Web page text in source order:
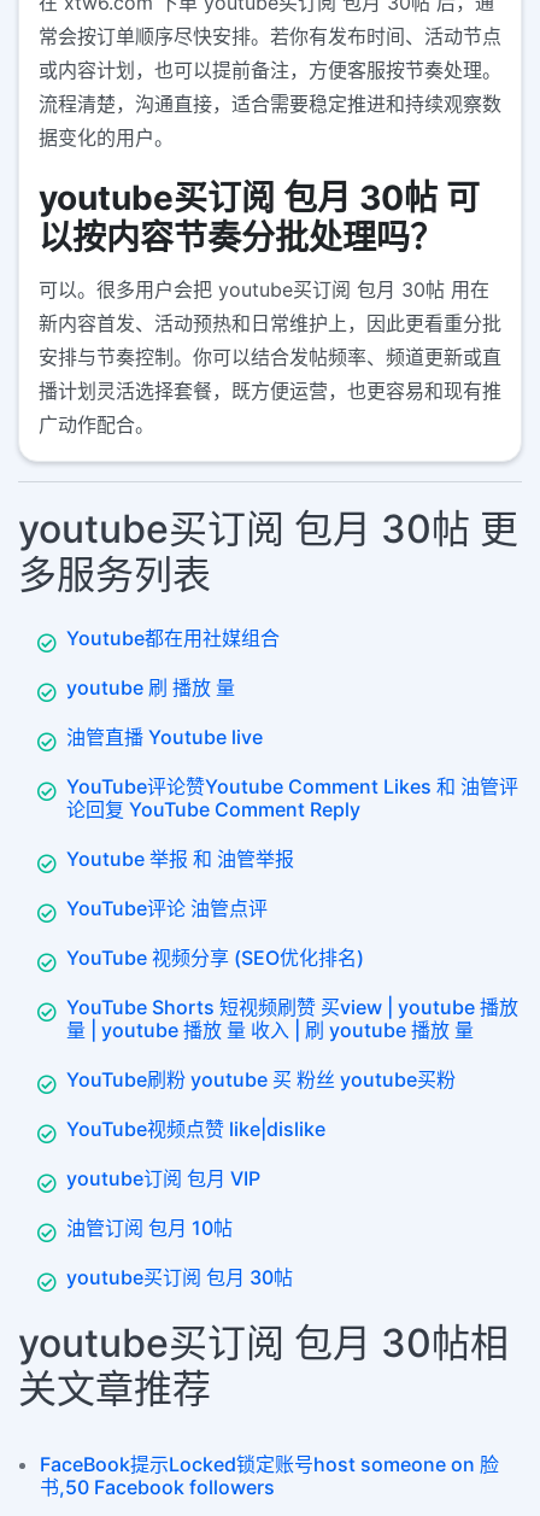
常会按订单顺序尽快安排。若你有发布时间、活动节点
或内容计划，也可以提前备注，方便客服按节奏处理。
流程清楚，沟通直接，适合需要稳定推进和持续观察数
据变化的用户。
youtube买订阅 包月 30帖 可
以按内容节奏分批处理吗？
可以。很多用户会把 youtube买订阅 包月 30帖 用在
新内容首发、活动预热和日常维护上，因此更看重分批
安排与节奏控制。你可以结合发帖频率、频道更新或直
播计划灵活选择套餐，既方便运营，也更容易和现有推
广动作配合。
youtube买订阅 包月 30帖 更
多服务列表
Youtube都在用社媒组合
youtube 刷 播放 量
油管直播 Youtube live
YouTube评论赞Youtube Comment Likes 和 油管评
论回复 YouTube Comment Reply
Youtube 举报 和 油管举报
YouTube评论 油管点评
YouTube 视频分享 (SEO优化排名)
YouTube Shorts 短视频刷赞 买view | youtube 播放
量 | youtube 播放 量 收入 | 刷 youtube 播放 量
YouTube刷粉 youtube 买 粉丝 youtube买粉
YouTube视频点赞 like|dislike
youtube订阅 包月 VIP
油管订阅 包月 10帖
youtube买订阅 包月 30帖
youtube买订阅 包月 30帖相
关文章推荐
FaceBook提示Locked锁定账号host someone on 脸
书,50 Facebook followers